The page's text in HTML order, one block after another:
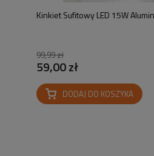
Kinkiet Sufitowy LED 15W
99,99 zł
59,00 zł
DODAJ DO KOSZYKA